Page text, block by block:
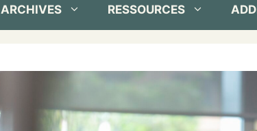
ARCHIVES RESSOURCES